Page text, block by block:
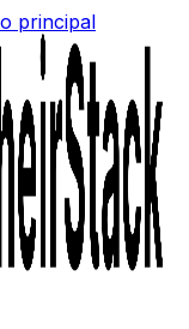
principal